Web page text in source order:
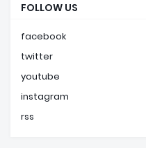
FOLLOW US
facebook
twitter
youtube
instagram
rss